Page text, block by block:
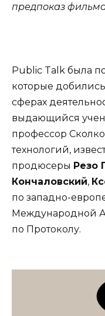
предпоказ
Public Talk была
которые
сферах
выдающийся
профессор
технологий,
продюсеры Резо
Кончаловский,
по западно-
Международной
по Протоколу.